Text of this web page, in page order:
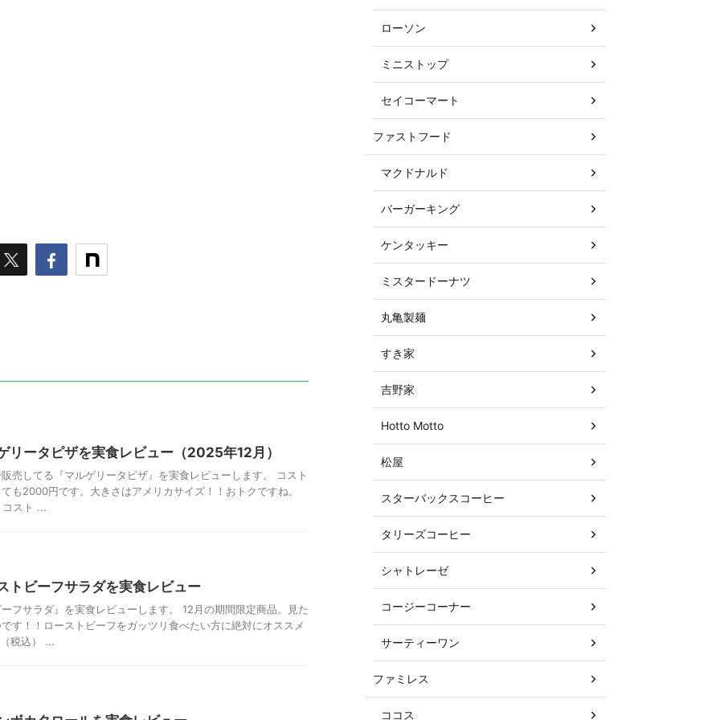
リータピザを実食レビュー（2025年12月）
売してる『マルゲリータピザ』を実食レビューします。 コスト
も2000円です。大きさはアメリカサイズ！！おトクですね。
スト ...
トビーフサラダを実食レビュー
フサラダ』を実食レビューします。 12月の期間限定商品。見た
す！！ローストビーフをガッツリ食べたい方に絶対にオススメ
税込） ...
ローソン
ミニストップ
セイコーマート
ファストフード
マクドナルド
バーガーキング
ケンタッキー
ミスタードーナツ
丸亀製麺
すき家
吉野家
Hotto Motto
松屋
スターバックスコーヒー
タリーズコーヒー
シャトレーゼ
コージーコーナー
サーティーワン
ファミレス
ココス